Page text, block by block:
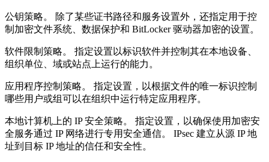
公钥策略。 除了某些证书路径和服务设置外，还指定用于控
制加密文件系统、数据保护和 BitLocker 驱动器加密的设置。
软件限制策略。 指定设置以标识软件并控制其在本地设备、
组织单位、域或站点上运行的能力。
应用程序控制策略。 指定设置，以根据文件的唯一标识控制
哪些用户或组可以在组织中运行特定应用程序。
本地计算机上的 IP 安全策略。 指定设置，以确保使用加密安
全服务通过 IP 网络进行专用安全通信。 IPsec 建立从源 IP 地
址到目标 IP 地址的信任和安全性。